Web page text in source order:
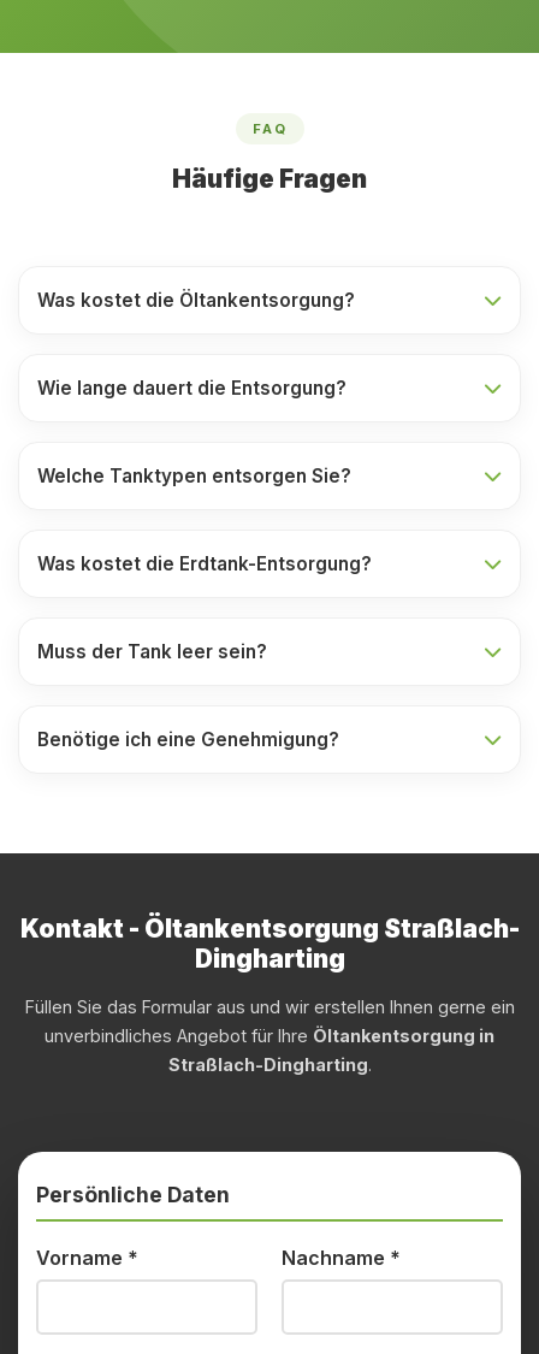
FAQ
Häufige Fragen
Was kostet die Öltankentsorgung?
Wie lange dauert die Entsorgung?
Welche Tanktypen entsorgen Sie?
Was kostet die Erdtank-Entsorgung?
Muss der Tank leer sein?
Benötige ich eine Genehmigung?
Kontakt - Öltankentsorgung Straßlach-
Dingharting
Füllen Sie das Formular aus und wir erstellen Ihnen gerne ein
unverbindliches Angebot für Ihre Öltankentsorgung in
Straßlach-Dingharting.
Persönliche Daten
Vorname * Nachname *